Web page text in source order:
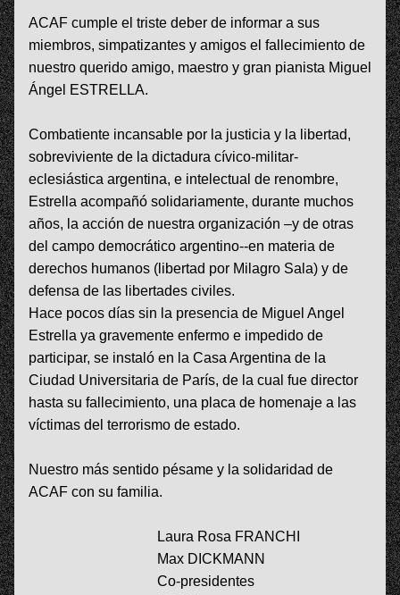
ACAF cumple el triste deber de informar a sus
miembros, simpatizantes y amigos el fallecimiento de
nuestro querido amigo, maestro y gran pianista Miguel
Ángel ESTRELLA.
Combatiente incansable por la justicia y la libertad,
sobreviviente de la dictadura cívico-militar-
eclesiástica argentina, e intelectual de renombre,
Estrella acompañó solidariamente, durante muchos
años, la acción de nuestra organización –y de otras
del campo democrático argentino--en materia de
derechos humanos (libertad por Milagro Sala) y de
defensa de las libertades civiles.
Hace pocos días sin la presencia de Miguel Angel
Estrella ya gravemente enfermo e impedido de
participar, se instaló en la Casa Argentina de la
Ciudad Universitaria de París, de la cual fue director
hasta su fallecimiento, una placa de homenaje a las
víctimas del terrorismo de estado.
Nuestro más sentido pésame y la solidaridad de
ACAF con su familia.
Laura Rosa FRANCHI
Max DICKMANN
Co-presidentes